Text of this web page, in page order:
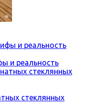
и реальность
стеклянных